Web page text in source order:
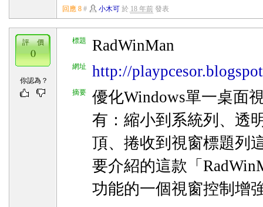
回應 8 # 小木可於 18 年前發表
標題 RadWinMan
網址 http://
摘要
優化Windows單一桌面
有：縮小到系統列、透
頂、捲收到視窗標題列
要介紹的這款「
功能的一個視窗控制增
評 價
0
你認為？